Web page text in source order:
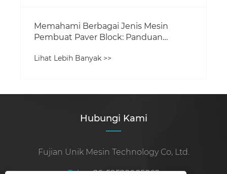
Memahami Berbagai Jenis Mesin
Pembuat Paver Block: Panduan
Lihat Lebih Banyak >>
Hubungi Kami
Fujian Unik Mesin Technology Co, Ltd.